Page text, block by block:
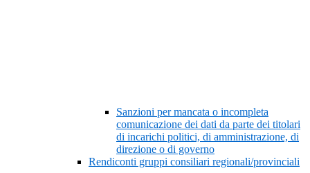
Sanzioni per mancata o incompleta
comunicazione dei dati da parte dei titolari
di incarichi politici, di amministrazione, di
direzione o di governo
Rendiconti gruppi consiliari regionali/provinciali